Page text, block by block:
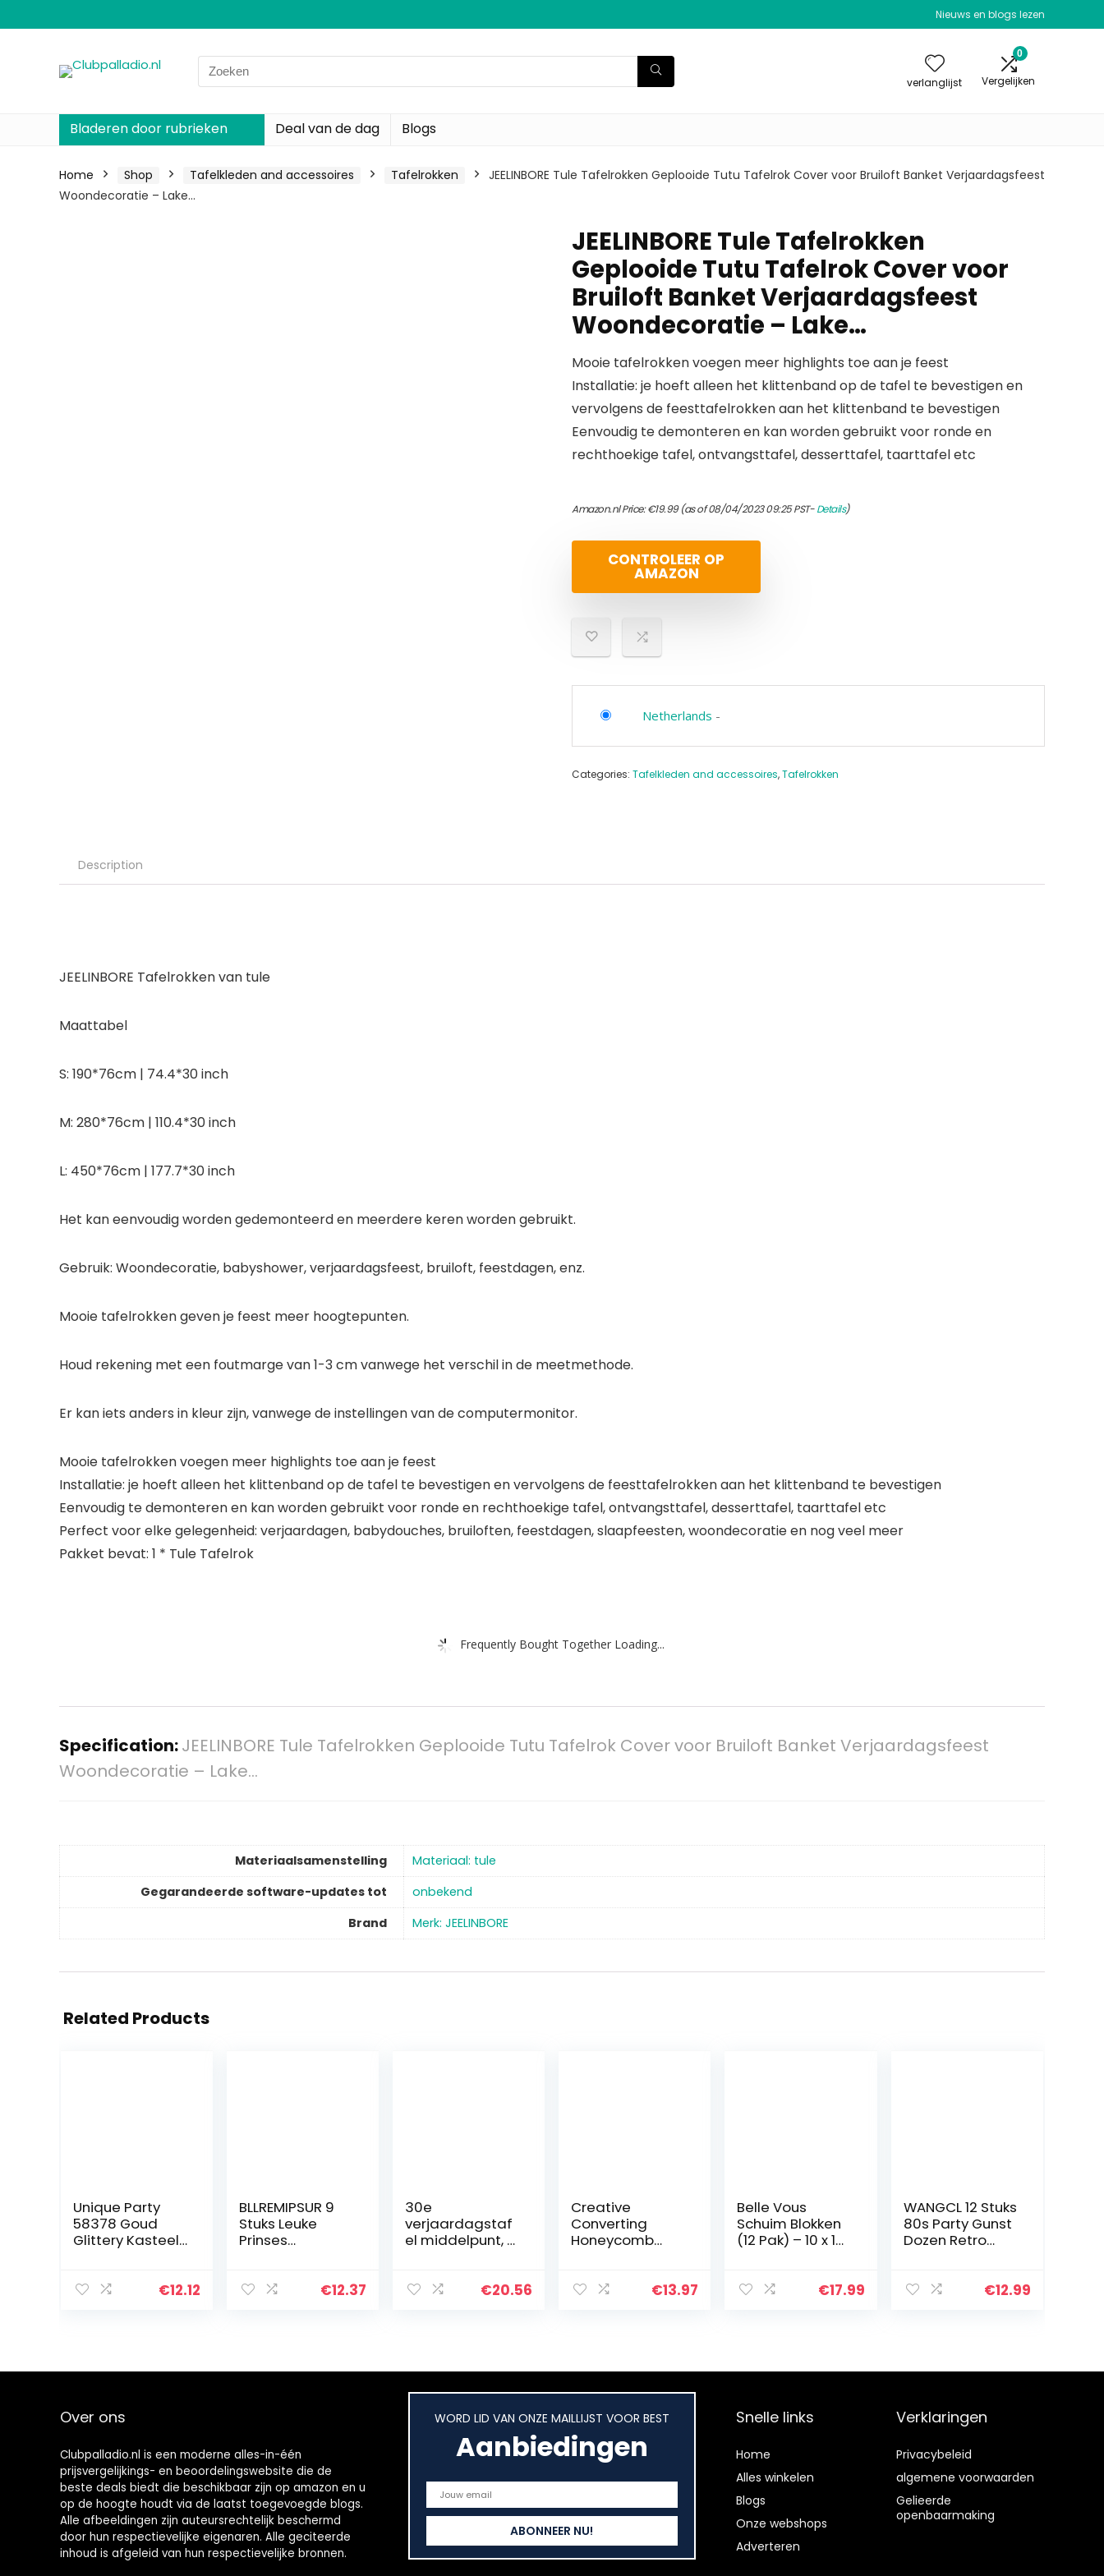
Nieuws en blogs lezen
Search
for:
verlanglijst
0
Vergelijken
Bladeren door rubrieken Deal van de dag Blogs
Home Shop Tafelkleden and accessoires Tafelrokken
JEELINBORE Tule Tafelrokken Geplooide Tutu Tafelrok Cover voor Bruiloft Banket Verjaardagsfeest
Woondecoratie – Lake…
JEELINBORE Tule Tafelrokken
Geplooide Tutu Tafelrok Cover voor
Bruiloft Banket Verjaardagsfeest
Woondecoratie – Lake…
Mooie tafelrokken voegen meer highlights toe aan je feest
Installatie: je hoeft alleen het klittenband op de tafel te bevestigen en
vervolgens de feesttafelrokken aan het klittenband te bevestigen
Eenvoudig te demonteren en kan worden gebruikt voor ronde en
rechthoekige tafel, ontvangsttafel, desserttafel, taarttafel etc
Amazon.nl Price:€19.99(as of 08/04/2023 09:25 PST-Details)
CONTROLEER OP
AMAZON
Netherlands -
Categories: Tafelkleden and accessoires,Tafelrokken
Description
JEELINBORE Tafelrokken van tule
Maattabel
S: 190*76cm | 74.4*30 inch
M: 280*76cm | 110.4*30 inch
L: 450*76cm | 177.7*30 inch
Het kan eenvoudig worden gedemonteerd en meerdere keren worden gebruikt.
Gebruik: Woondecoratie, babyshower, verjaardagsfeest, bruiloft, feestdagen, enz.
Mooie tafelrokken geven je feest meer hoogtepunten.
Houd rekening met een foutmarge van 1-3 cm vanwege het verschil in de meetmethode.
Er kan iets anders in kleur zijn, vanwege de instellingen van de computermonitor.
Mooie tafelrokken voegen meer highlights toe aan je feest
Installatie: je hoeft alleen het klittenband op de tafel te bevestigen en vervolgens de feesttafelrokken aan het klittenband te bevestigen
Eenvoudig te demonteren en kan worden gebruikt voor ronde en rechthoekige tafel, ontvangsttafel, desserttafel, taarttafel etc
Perfect voor elke gelegenheid: verjaardagen, babydouches, bruiloften, feestdagen, slaapfeesten, woondecoratie en nog veel meer
Pakket bevat: 1 * Tule Tafelrok
Frequently Bought Together Loading...
Specification:JEELINBORE Tule Tafelrokken Geplooide Tutu Tafelrok Cover voor Bruiloft Banket Verjaardagsfeest
Woondecoratie – Lake…
Materiaalsamenstelling
‎Materiaal: tule
Gegarandeerde software-updates tot
‎onbekend
Brand
Merk: JEELINBORE
Related Products
Unique Party
58378 Goud
Glittery Kasteel
€12.12
BLLREMIPSUR 9
Stuks Leuke
Prinses
Prinses Thema
€12.37
30e
verjaardagstaf
el middelpunt, 9
verjaardag€20.56
Creative
Converting
Honeycomb
€13.97
Belle Vous
Schuim Blokken
(12 Pak) – 10 x 10
Polystyreen
€17.99
WANGCL 12 Stuks
80s Party Gunst
Dozen Retro
Tafel
€12.99
Over ons
Clubpalladio.nl is een moderne alles-in-één
prijsvergelijkings- en beoordelingswebsite die de
beste deals biedt die beschikbaar zijn op amazon en u
op de hoogte houdt via de laatst toegevoegde blogs.
Alle afbeeldingen zijn auteursrechtelijk beschermd
door hun respectievelijke eigenaren. Alle geciteerde
inhoud is afgeleid van hun respectievelijke bronnen.
WORD LID VAN ONZE MAILLIJST VOOR BEST
Aanbiedingen
Snelle links
Home
Alles winkelen
Blogs
Onze webshops
Adverteren
Verklaringen
Privacybeleid
algemene voorwaarden
Gelieerde
openbaarmaking